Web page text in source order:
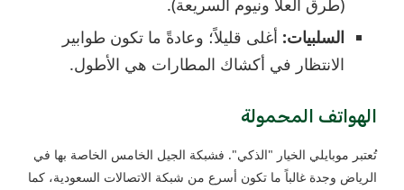
(طرق العلا ونيوم السريعة).
السلبيات: أغلى قليلاً؛ وعادةً ما تكون طوابير
الانتظار في أكشاك المطارات هي الأطول.
الهواتف المحمولة
تُعتبر موبايلي الخيار "الذكي". فشبكة الجيل الخامس الخاصة بها في
الرياض وجدة غالباً ما تكون أسرع من شبكة الاتصالات السعودية، كما